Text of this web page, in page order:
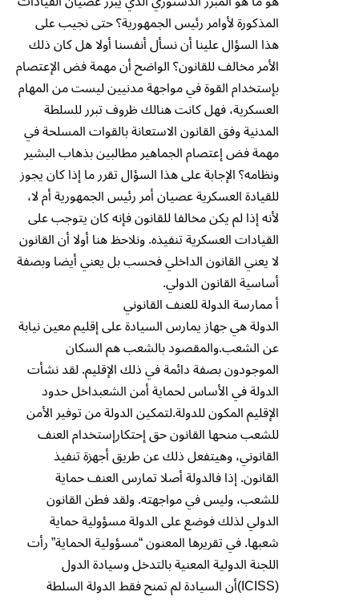
المذكورة لأوامر رئيس الجمهورية؟ حتى نجيب على
هذا السؤال علينا أن نسأل أنفسنا أولا هل كان ذلك
الأمر مخالف للقانون؟ الواضح أن مهمة فض الإعتصام
بإستخدام القوة في مواجهة مدنيين ليست من المهام
العسكرية، فهل كانت هنالك ظروف تبرر للسلطة
المدنية وفق القانون الاستعانة بالقوات المسلحة في
مهمة فض إعتصام الجماهير مطالبين بذهاب البشير
ونظامه؟ الإجابة على هذا السؤال تقرر ما إذا كان يجوز
للقيادة العسكرية عصيان أمر رئيس الجمهورية أم لا،
لأنه إذا لم يكن مخالفا للقانون فإنه كان يتوجب على
القيادات العسكرية تنفيذه. ونلاحظ هنا أولا أن القانون
لا يعني القانون الداخلي فحسب بل يعني أيضا وبصفة
أساسية القانون الدولي.
أ ممارسة الدولة للعنف القانوني
الدولة هي جهاز يمارس السيادة على إقليم معين نيابة
عن الشعب.والمقصود بالشعب هم السكان
الموجودون بصفة دائمة في ذلك الإقليم. لقد نشأت
الدولة في الأساس لحماية أمن الشعبداخل حدود
الإقليم المكون للدولة.لتمكين الدولة من توفير الأمن
للشعب منحها القانون حق إحتكارإستخدام العنف
القانوني، وهيتفعل ذلك عن طريق أجهزة تنفيذ
القانون. إذا فالدولة أصلا تمارس العنف حماية
للشعب، وليس في مواجهته. ولقد فطن القانون
الدولي لذلك فوضع على الدولة مسؤولية حماية
شعبها. في تقريرها المعنون “مسؤولية الحماية” رأت
اللجنة الدولية المعنية بالتدخل وسيادة الدول
(ICISS)أن السيادة لم تمنح فقط الدولة السلطة